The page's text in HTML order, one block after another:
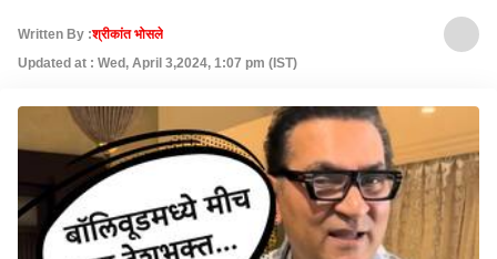
Written By :श्रीकांत भोसले
Updated at : Wed, April 3,2024, 1:07 pm (IST)